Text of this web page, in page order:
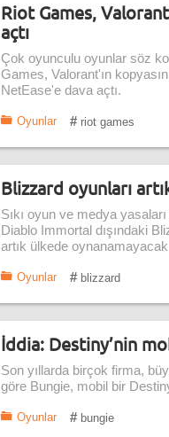
Riot Games,
açtı
Çok oyunculu oyunlar söz
Games, Valorant'ın
NetEase'e dava açtı.
Oyunlar # riot games
Blizzard oyunları
Sıkı oyun ve medya
Diablo Immortal dışındaki
artık ülkede oynanamayacak
Oyunlar # blizzard
İddia: Destiny’nin
Son yıllarda birçok firma,
göre Bungie, mobil bir
Oyunlar # bungie